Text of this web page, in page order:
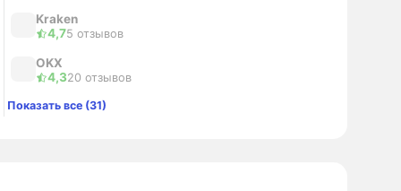
Kraken
4,75 отзывов
OKX
4,320 отзывов
Показать все (31)